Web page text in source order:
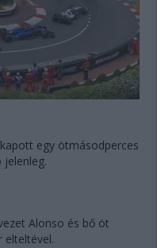
egy ötmásodperces
Alonso és bő öt
elteltével.